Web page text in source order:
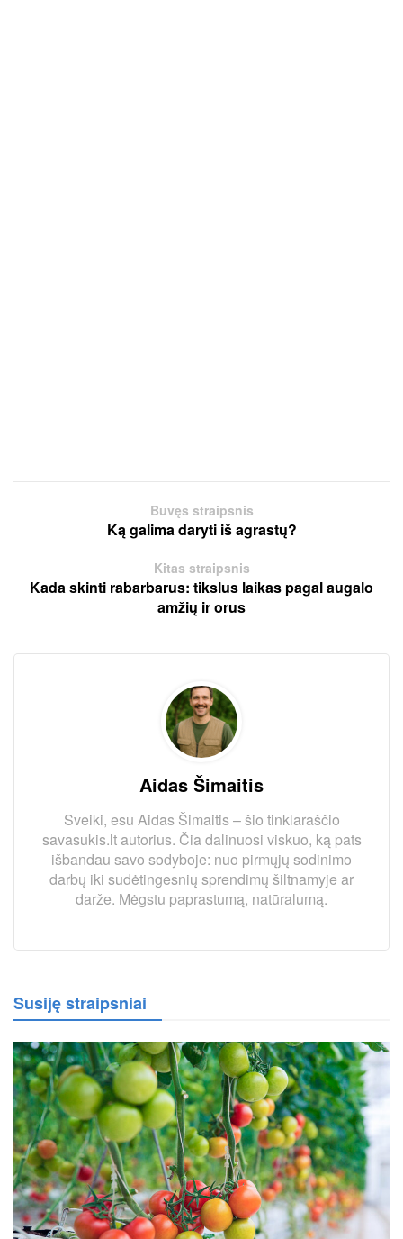
Buvęs straipsnis
Ką galima daryti iš agrastų?
Kitas straipsnis
Kada skinti rabarbarus: tikslus laikas pagal augalo
amžių ir orus
Aidas Šimaitis
Sveiki, esu Aidas Šimaitis – šio tinklaraščio
savasukis.lt autorius. Čia dalinuosi viskuo, ką pats
išbandau savo sodyboje: nuo pirmųjų sodinimo
darbų iki sudėtingesnių sprendimų šiltnamyje ar
darže. Mėgstu paprastumą, natūralumą.
Susiję straipsniai